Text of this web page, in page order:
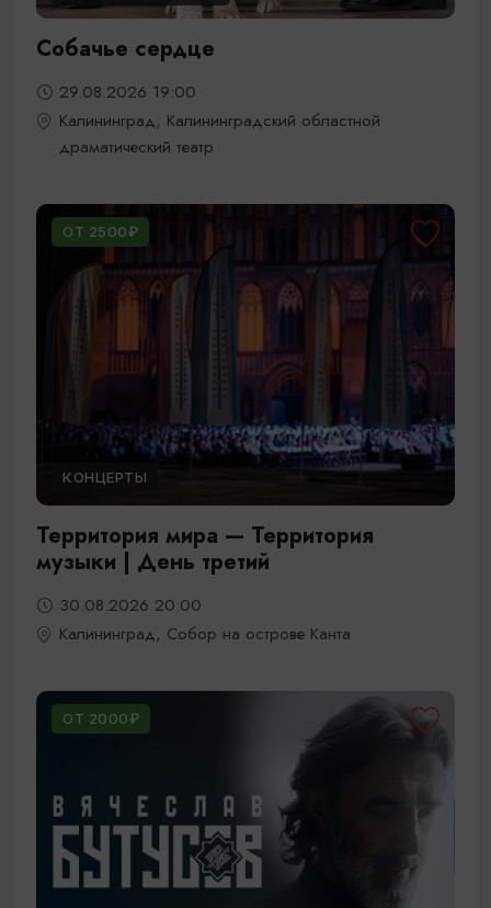
Собачье сердце
29.08.2026 19:00
Калининград, Калининградский областной
драматический театр
ОТ 2500₽
КОНЦЕРТЫ
Территория мира — Территория
музыки | День третий
30.08.2026 20:00
Калининград, Собор на острове Канта
ОТ 2000₽